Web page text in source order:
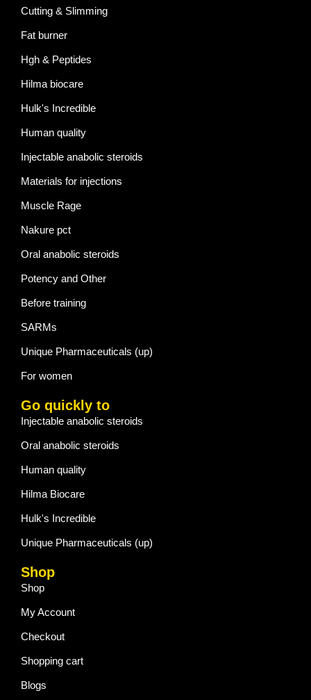
Cutting & Slimming
Fat burner
Hgh & Peptides
Hilma biocare
Hulk's Incredible
Human quality
Injectable anabolic steroids
Materials for injections
Muscle Rage
Nakure pct
Oral anabolic steroids
Potency and Other
Before training
SARMs
Unique Pharmaceuticals (up)
For women
Go quickly to
Injectable anabolic steroids
Oral anabolic steroids
Human quality
Hilma Biocare
Hulk's Incredible
Unique Pharmaceuticals (up)
Shop
Shop
My Account
Checkout
Shopping cart
Blogs